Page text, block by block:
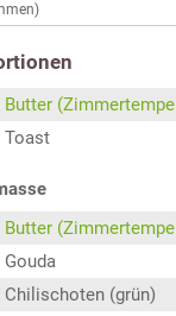
Butter
Toast
Butter
Gouda
Chilischoten (grün)